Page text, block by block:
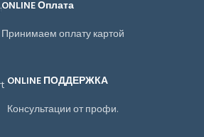
ONLINE Оплата
Принимаем оплату картой
ONLINE ПОДДЕРЖКА
Консультации от профи.